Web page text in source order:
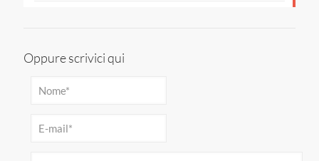
Oppure scrivici qui